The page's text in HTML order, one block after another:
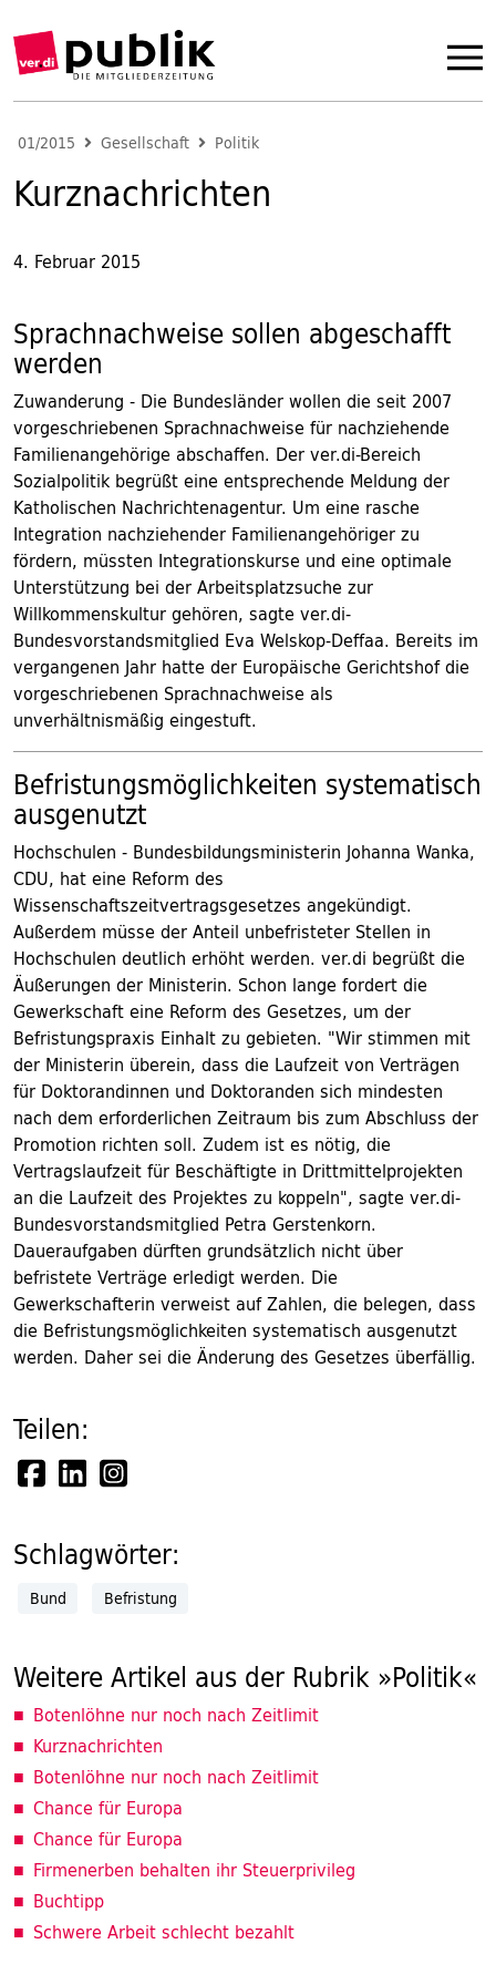
01/2015 Gesellschaft Politik
Kurznachrichten
4. Februar 2015
Sprachnachweise sollen abgeschafft
werden
Zuwanderung - Die Bundesländer wollen die seit 2007
vorgeschriebenen Sprachnachweise für nachziehende
Familienangehörige abschaffen. Der ver.di-Bereich
Sozialpolitik begrüßt eine entsprechende Meldung der
Katholischen Nachrichtenagentur. Um eine rasche
Integration nachziehender Familienangehöriger zu
fördern, müssten Integrationskurse und eine optimale
Unterstützung bei der Arbeitsplatzsuche zur
Willkommenskultur gehören, sagte ver.di-
Bundesvorstandsmitglied Eva Welskop-Deffaa. Bereits im
vergangenen Jahr hatte der Europäische Gerichtshof die
vorgeschriebenen Sprachnachweise als
unverhältnismäßig eingestuft.
Befristungsmöglichkeiten systematisch
ausgenutzt
Hochschulen - Bundesbildungsministerin Johanna Wanka,
CDU, hat eine Reform des
Wissenschaftszeitvertragsgesetzes angekündigt.
Außerdem müsse der Anteil unbefristeter Stellen in
Hochschulen deutlich erhöht werden. ver.di begrüßt die
Äußerungen der Ministerin. Schon lange fordert die
Gewerkschaft eine Reform des Gesetzes, um der
Befristungspraxis Einhalt zu gebieten. "Wir stimmen mit
der Ministerin überein, dass die Laufzeit von Verträgen
für Doktorandinnen und Doktoranden sich mindesten
nach dem erforderlichen Zeitraum bis zum Abschluss der
Promotion richten soll. Zudem ist es nötig, die
Vertragslaufzeit für Beschäftigte in Drittmittelprojekten
an die Laufzeit des Projektes zu koppeln", sagte ver.di-
Bundesvorstandsmitglied Petra Gerstenkorn.
Daueraufgaben dürften grundsätzlich nicht über
befristete Verträge erledigt werden. Die
Gewerkschafterin verweist auf Zahlen, die belegen, dass
die Befristungsmöglichkeiten systematisch ausgenutzt
werden. Daher sei die Änderung des Gesetzes überfällig.
Teilen:
Schlagwörter:
Bund Befristung
Weitere Artikel aus der Rubrik »Politik«
Botenlöhne nur noch nach Zeitlimit
Kurznachrichten
Botenlöhne nur noch nach Zeitlimit
Chance für Europa
Chance für Europa
Firmenerben behalten ihr Steuerprivileg
Buchtipp
Schwere Arbeit schlecht bezahlt